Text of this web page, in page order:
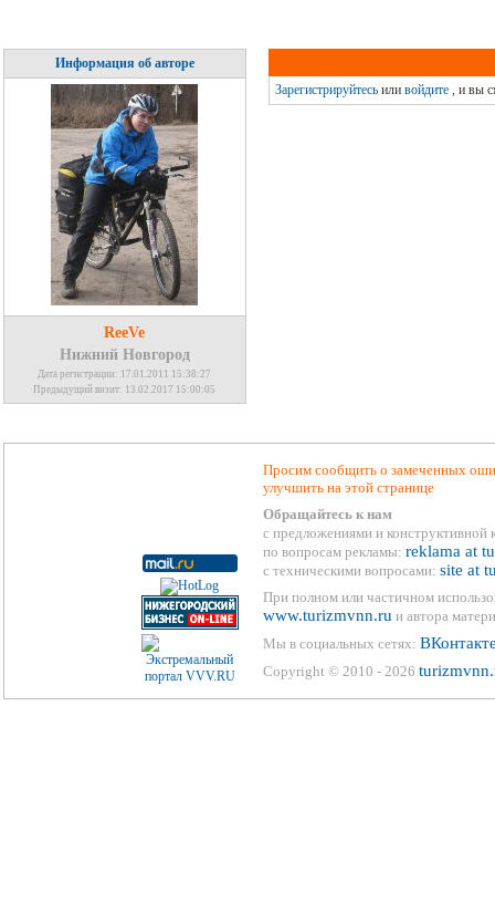
Информация об авторе
ReeVe
Нижний Новгород
Дата регистрации: 17.01.2011 15:38:27
Предыдущий визит: 13.02.2017 15:00:05
Зарегистрируйтесьили войдите, и вы
Просим сообщить о замеченных
улучшить на этой странице
Обращайтесь к нам
с предложениями и конструктивной
по вопросам рекламы: reklama at
с техническими вопросами: site at
При полном или частичном
www.turizmvnn.ru и автора
Мы в социальных сетях:
Copyright © 2010 - 2026